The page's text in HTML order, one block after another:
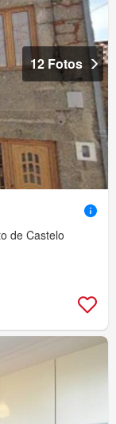
12 Fotos
de Castelo